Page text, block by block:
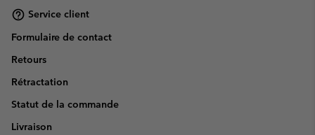
Service client
Formulaire de contact
Retours
Rétractation
Statut de la commande
Livraison